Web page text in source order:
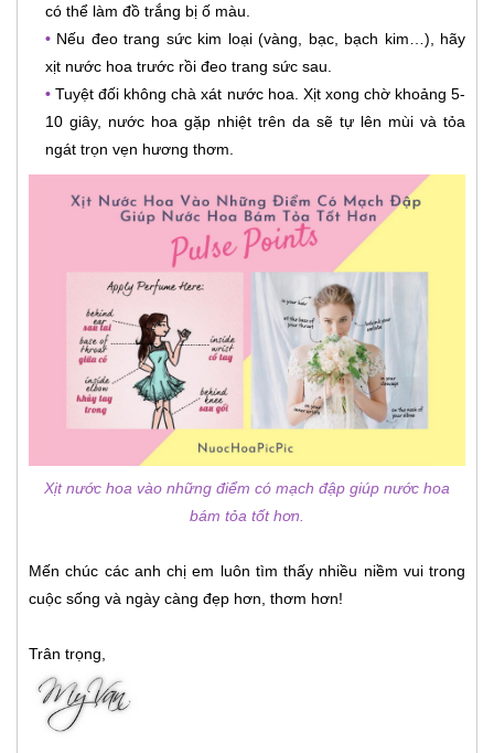
có thể làm đồ trắng bị ố màu.
• Nếu đeo trang sức kim loại (vàng, bạc, bạch kim…), hãy
xịt nước hoa trước rồi đeo trang sức sau.
• Tuyệt đối không chà xát nước hoa. Xịt xong chờ khoảng 5-
10 giây, nước hoa gặp nhiệt trên da sẽ tự lên mùi và tỏa
ngát trọn vẹn hương thơm.
Xịt nước hoa vào những điểm có mạch đập giúp nước hoa
bám tỏa tốt hơn.
Mến chúc các anh chị em luôn tìm thấy nhiều niềm vui trong
cuộc sống và ngày càng đẹp hơn, thơm hơn!
Trân trọng,